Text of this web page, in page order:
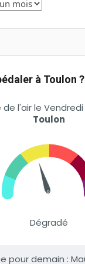
à Toulon ?